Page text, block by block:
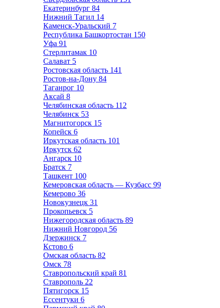
Екатеринбург 84
Нижний Тагил 14
Каменск-Уральский 7
Республика Башкортостан 150
Уфа 91
Стерлитамак 10
Салават 5
Ростовская область 141
Ростов-на-Дону 84
Таганрог 10
Аксай 8
Челябинская область 112
Челябинск 53
Магнитогорск 15
Копейск 6
Иркутская область 101
Иркутск 62
Ангарск 10
Братск 7
Ташкент 100
Кемеровская область — Кузбасс 99
Кемерово 36
Новокузнецк 31
Прокопьевск 5
Нижегородская область 89
Нижний Новгород 56
Дзержинск 7
Кстово 6
Омская область 82
Омск 78
Ставропольский край 81
Ставрополь 22
Пятигорск 15
Ессентуки 6